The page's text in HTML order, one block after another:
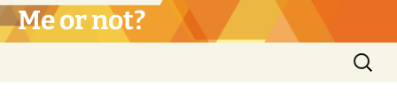
Vai
al Me or not?
Ricerca
per: